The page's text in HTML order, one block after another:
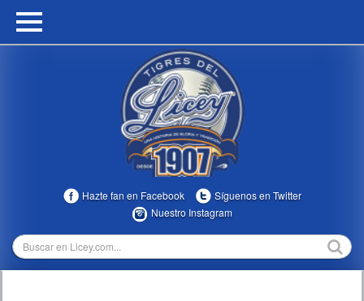
HOME
MULTIMEDIA
Hazte fan en Facebook
Síguenos en Twitter
Nuestro Instagram